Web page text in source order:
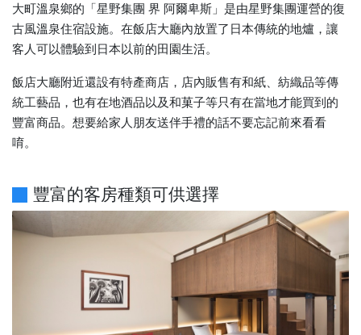
大町溫泉鄉的「星野集團 界 阿爾卑斯」是由星野集團運營的復
古風溫泉住宿設施。在飯店大廳內放置了日本傳統的地爐，讓
客人可以體驗到日本以前的田園生活。
飯店大廳附近還設有特產商店，店內販售有和紙、紡織品等傳
統工藝品，也有在地酒品以及和菓子等只有在當地才能買到的
豐富商品。想要給家人朋友送伴手禮的話不要忘記前來看看
唷。
豐富的客房種類可供選擇